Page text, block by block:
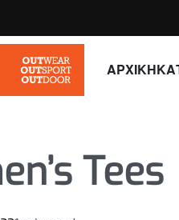
ΑΡΧΙΚΗ
Tees